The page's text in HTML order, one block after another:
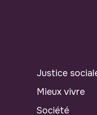
Justice
Mieux vivre
Société